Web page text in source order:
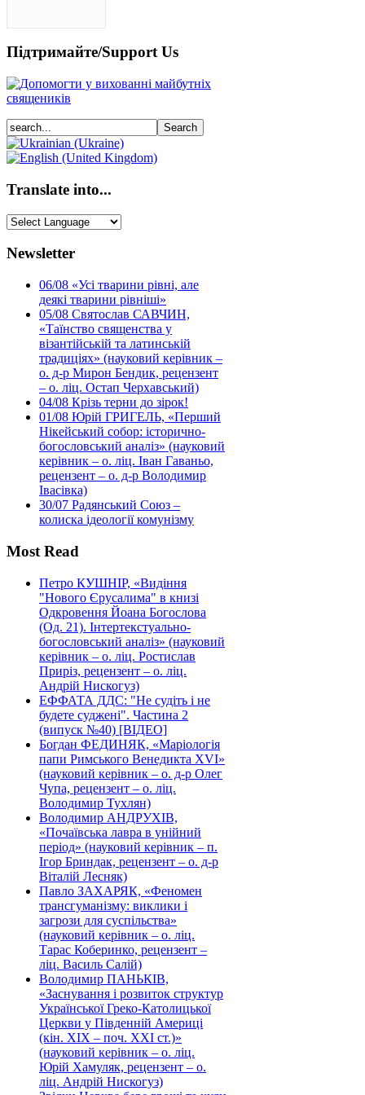
Підтримайте/Support Us
Translate into...
Newsletter
06/08 «Усі тварини рівні, але
деякі тварини рівніші»
05/08 Святослав САВЧИН,
«Таїнство священства у
візантійській та латинській
традиціях» (науковий керівник –
о. д-р Мирон Бендик, рецензент
– о. ліц. Остап Черхавський)
04/08 Крізь терни до зірок!
01/08 Юрій ГРИГЕЛЬ, «Перший
Нікейський собор: історично-
богословський аналіз» (науковий
керівник – о. ліц. Іван Гаваньо,
рецензент – о. д-р Володимир
Івасівка)
30/07 Радянський Союз –
колиска ідеології комунізму
Most Read
Петро КУШНІР, «Видіння
"Нового Єрусалима" в книзі
Одкровення Йоана Богослова
(Од. 21). Інтертекстуально-
богословський аналіз» (науковий
керівник – о. ліц. Ростислав
Приріз, рецензент – о. ліц.
Андрій Нискогуз)
ЕФФАТА ДДС: "Не судіть і не
будете суджені". Частина 2
(випуск №40) [ВІДЕО]
Богдан ФЕДИНЯК, «Маріологія
папи Римського Венедикта XVI»
(науковий керівник – о. д-р Олег
Чупа, рецензент – о. ліц.
Володимир Тухлян)
Володимир АНДРУХІВ,
«Почаївська лавра в унійний
період» (науковий керівник – п.
Ігор Бриндак, рецензент – о. д-р
Віталій Лесняк)
Павло ЗАХАРЯК, «Феномен
трансгуманізму: виклики і
загрози для суспільства»
(науковий керівник – о. ліц.
Тарас Коберинко, рецензент –
ліц. Василь Салій)
Володимир ПАНЬКІВ,
«Заснування і розвиток структур
Української Греко-Католицької
Церкви у Південній Америці
(кін. ХІХ – поч. ХХІ ст.)»
(науковий керівник – о. ліц.
Юрій Хамуляк, рецензент – о.
ліц. Андрій Нискогуз)